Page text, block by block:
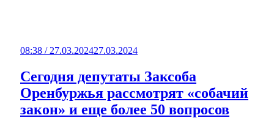
08:38 / 27.03.202427.03.2024
Сегодня депутаты Заксоба
Оренбуржья рассмотрят «собачий
закон» и еще более 50 вопросов